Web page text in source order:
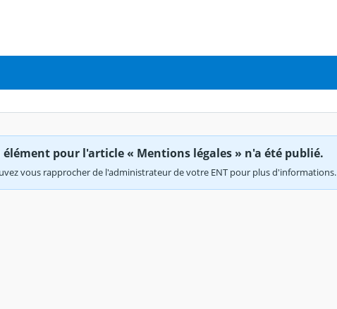
élément pour l'article « Mentions légales » n'a été publié.
vous rapprocher de l'administrateur de votre ENT pour plus d'informations.